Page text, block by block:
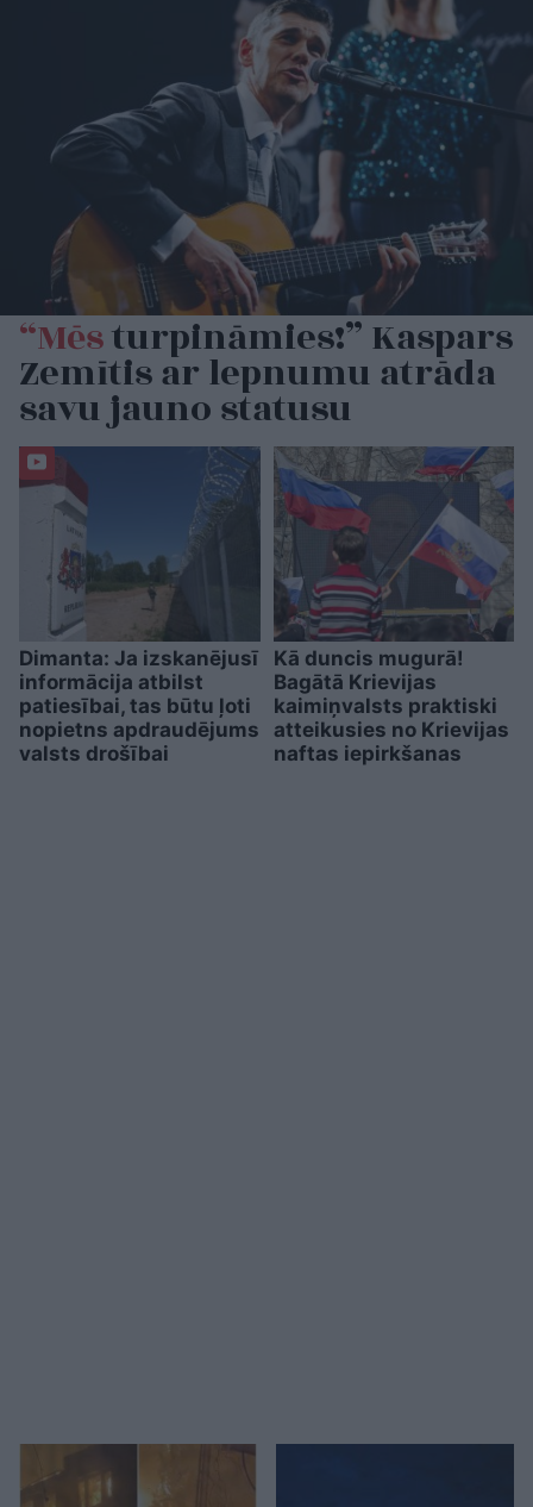
“Mēsturpināmies!” Kaspars
Zemītis ar lepnumu atrāda
savu jauno statusu
Dimanta: Ja izskanējusī
informācija atbilst
patiesībai, tas būtu ļoti
nopietns apdraudējums
valsts drošībai
Kā duncis mugurā!
Bagātā Krievijas
kaimiņvalsts praktiski
atteikusies no Krievijas
naftas iepirkšanas